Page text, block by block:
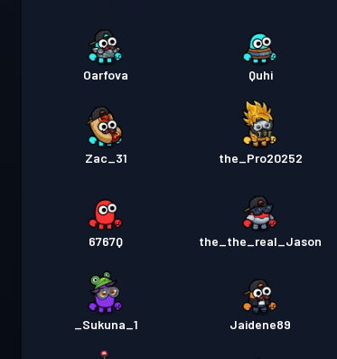
Quhi
Oarfova
the_Pro20252
Zac_31
the_the_real_Jason
6767Q
Jaidene89
Sukuna_1_